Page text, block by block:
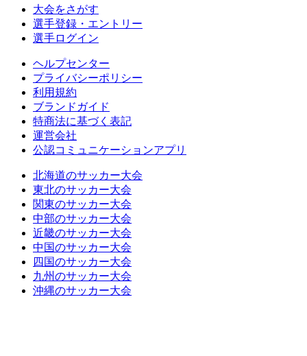
大会をさがす
選手登録・エントリー
選手ログイン
ヘルプセンター
プライバシーポリシー
利用規約
ブランドガイド
特商法に基づく表記
運営会社
公認コミュニケーションアプリ
北海道のサッカー大会
東北のサッカー大会
関東のサッカー大会
中部のサッカー大会
近畿のサッカー大会
中国のサッカー大会
四国のサッカー大会
九州のサッカー大会
沖縄のサッカー大会